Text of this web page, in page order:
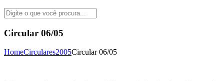
Circular 06/05
HomeCirculares2005Circular 06/05